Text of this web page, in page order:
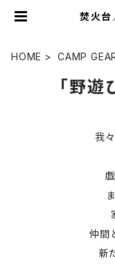
焚火台
HOME CAMP
「野遊
我
仲間
新